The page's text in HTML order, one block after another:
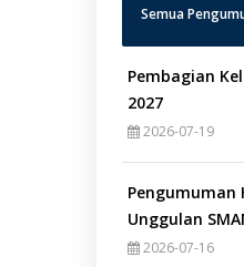
Semua
Pembagian
2027
2026-07-19
Pengumuman
Unggulan
2026-07-16